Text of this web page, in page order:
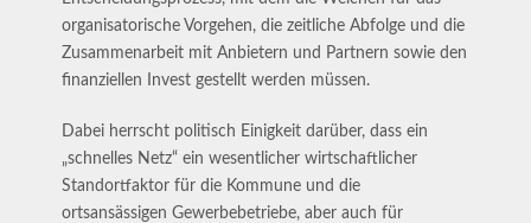
organisatorische Vorgehen, die zeitliche Abfolge und die
Zusammenarbeit mit Anbietern und Partnern sowie den
finanziellen Invest gestellt werden müssen.
Dabei herrscht politisch Einigkeit darüber, dass ein
„schnelles Netz“ ein wesentlicher wirtschaftlicher
Standortfaktor für die Kommune und die
ortsansässigen Gewerbebetriebe, aber auch für